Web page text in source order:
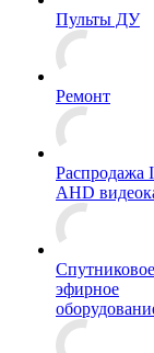
Пульты ДУ
Ремонт
Распродажа
AHD
эфирное